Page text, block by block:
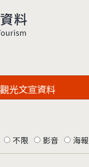
觀光文宣資料
不限 影音 海報